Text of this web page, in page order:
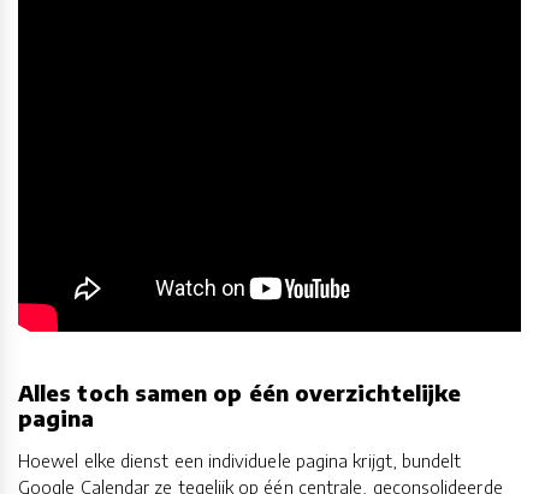
Alles toch samen op één overzichtelijke
pagina
Hoewel elke dienst een individuele pagina krijgt, bundelt
Google Calendar ze tegelijk op één centrale, geconsolideerde